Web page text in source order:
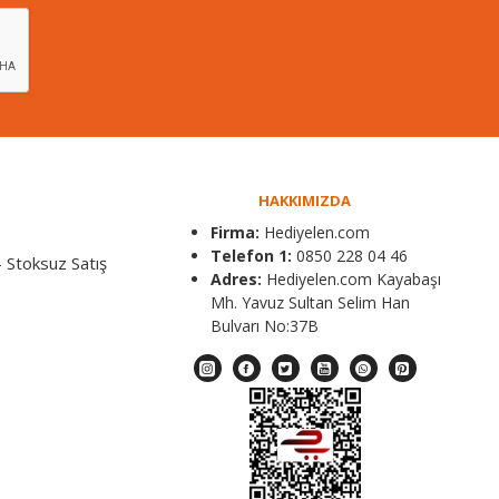
Satış
HAKKIMIZDA
Firma: Hediyelen.com
Telefon 1: 0850 228 04 46
Adres: Hediyelen.com Kayabaşı
Mh. Yavuz Sultan Selim Han
Bulvarı No:37B